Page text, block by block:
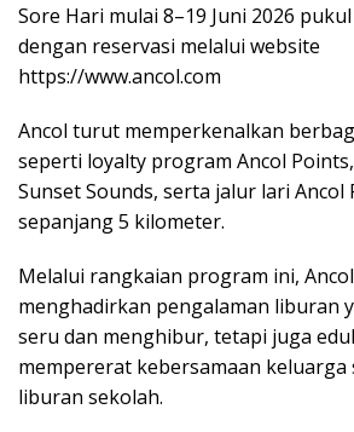
Sore Hari mulai 8–19 Juni 2026 pukul
dengan reservasi melalui website
https://www.ancol.com
Ancol turut memperkenalkan
seperti loyalty program Ancol
Sunset Sounds, serta jalur lari Ancol
sepanjang 5 kilometer.
Melalui rangkaian program ini,
menghadirkan pengalaman liburan
seru dan menghibur, tetapi juga
mempererat kebersamaan keluarga
liburan sekolah.